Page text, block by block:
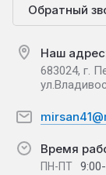
Обратный
Наш
683024, г.
Время
ПН-ПТ